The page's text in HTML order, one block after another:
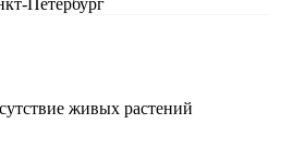
живых растений